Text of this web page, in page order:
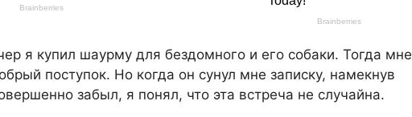
я купил шаурму для бездомного и его собаки. Тогда мне
поступок. Но когда он сунул мне записку, намекнув
забыл, я понял, что эта встреча не случайна.